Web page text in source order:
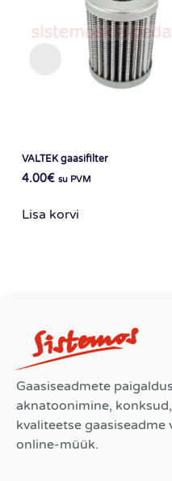
VALTEK gaasifilter
4.00€ su PVM
Lisa korvi
Gaasiseadmete
aknatoonimine,
kvaliteetse gaasiseadme
online-müük.